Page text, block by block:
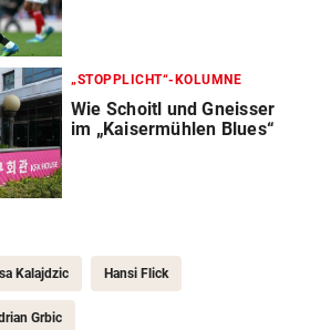
„STOPPLICHT“-KOLUMNE
Wie Schoitl und Gneisser
im „Kaisermühlen Blues“
Kalajdzic Hansi Flick
Grbic